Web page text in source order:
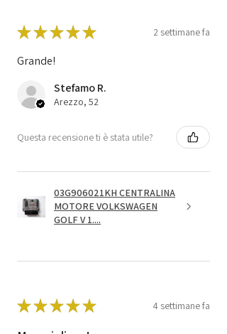
★★★★★ 2 settimane fa
Grande!
Stefamo R.
Arezzo, 52
Questa recensione ti è stata utile?
03G906021KH CENTRALINA
MOTORE VOLKSWAGEN
GOLF V 1....
★★★★★ 4 settimane fa